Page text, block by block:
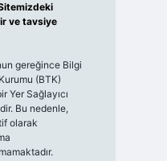
ve tavsiye
gereğince Bilgi
(BTK)
Yer Sağlayıcı
Bu nedenle,
olarak